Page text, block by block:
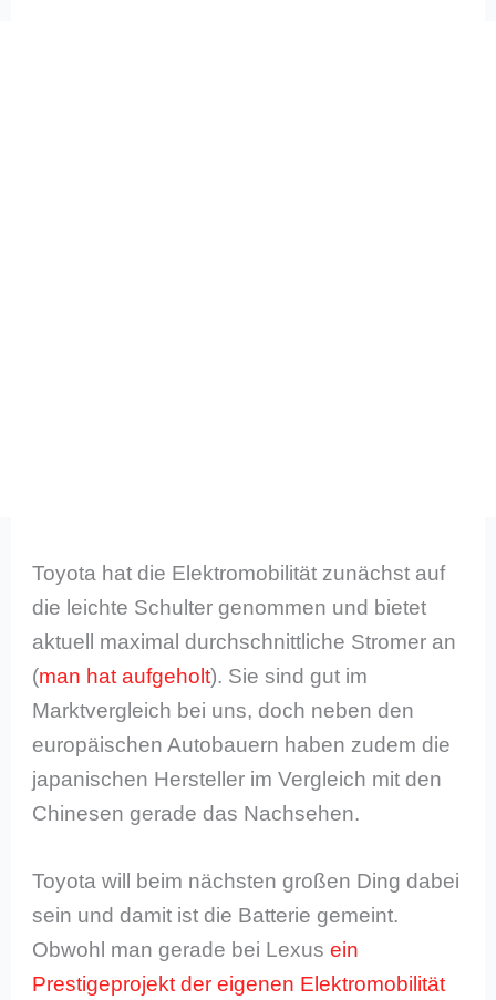
Toyota hat die Elektromobilität zunächst auf
die leichte Schulter genommen und bietet
aktuell maximal durchschnittliche Stromer an
(man hat aufgeholt). Sie sind gut im
Marktvergleich bei uns, doch neben den
europäischen Autobauern haben zudem die
japanischen Hersteller im Vergleich mit den
Chinesen gerade das Nachsehen.
Toyota will beim nächsten großen Ding dabei
sein und damit ist die Batterie gemeint.
Obwohl man gerade bei Lexusein
Prestigeprojekt der eigenen Elektromobilität